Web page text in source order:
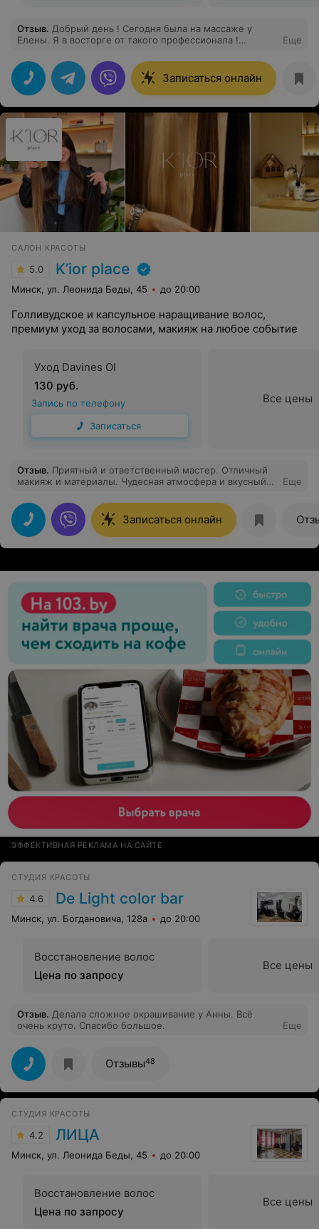
Отзыв. Добрый день ! Сегодня была на массаже у
Елены. Я в восторге от такого профессионала !
дела.Много умных и значимых рекомендаций
получила !Хочу сказать огромное спасибо Елене !
Еще
Записаться онлайн
САЛОН КРАСОТЫ
5.0 K’ior place
Минск, ул. Леонида Беды, 45 до 20:00
Голливудское и капсульное наращивание волос,
премиум уход за волосами, макияж на любое событие
Уход Davines OI
130 руб.
Запись по телефону
Записаться
Все цены
Отзыв. Приятный и ответственный мастер. Отличный
макияж и материалы. Чудесная атмосфера и вкусный
в 4 руки?
Еще
Записаться онлайн
ЭФФЕКТИВНАЯ РЕКЛАМА НА САЙТЕ
СТУДИЯ КРАСОТЫ
4.6 De Light color bar
Минск, ул. Богдановича, 128а до 20:00
Восстановление волос
Цена по запросу
Все цены
Отзыв. Делала сложное окрашивание у Анны. Всё
очень круто. Спасибо большое.
Еще
Отзывы48
СТУДИЯ КРАСОТЫ
4.2 ЛИЦА
Минск, ул. Леонида Беды, 45 до 20:00
Восстановление волос
Цена по запросу
Все цены